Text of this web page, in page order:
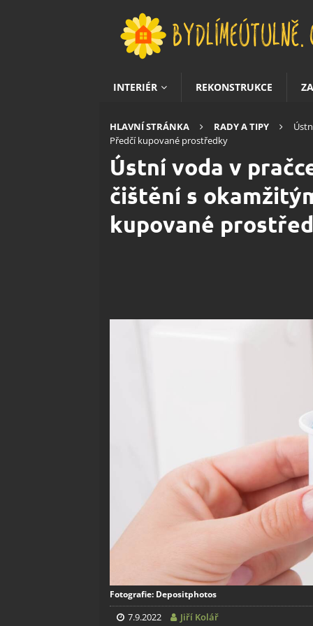
INTERIÉR REKONSTRUKCE
HLAVNÍ STRÁNKA RADY A TIPY
Předčí kupované prostředky
Ústní voda v
čištění s
kupované
Fotografie: Depositphotos
7.9.2022 Jiří Kolář